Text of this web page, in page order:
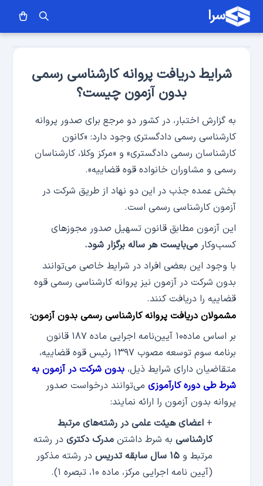
سرا
شرایط دریافت پروانه کارشناسی رسمی
بدون آزمون چیست؟
به گزارش اختبار، در کشور دو مرجع برای صدور پروانه
کارشناسی رسمی دادگستری وجود دارد: «کانون
کارشناسان رسمی دادگستری» و «مرکز وکلا، کارشناسان
رسمی و مشاوران خانواده قوه قضاییه».
بخش عمده جذب در این دو نهاد از طریق شرکت در
آزمون کارشناسی رسمی است.
این آزمون مطابق قانون تسهیل صدور مجوزهای
کسب‌وکارمی‌بایست هر ساله برگزار شود.
با وجود این بعضی افراد در شرایط خاصی می‌توانند
بدون شرکت در آزمون نیز پروانه کارشناسی رسمی قوه
قضاییه را دریافت کنند.
مشمولان دریافت پروانه کارشناسی رسمی بدون آزمون:
بر اساس ماده۱۰ آیین‌نامه اجرایی ماده ۱۸۷ قانون
برنامه سوم توسعه مصوب ۱۳۹۷ رئیس قوه قضاییه،
متقاضیان دارای شرایط ذیل،بدون شرکت در آزمون به
شرط طی دوره کارآموزی می‌توانند درخواست صدور
پروانه بدون آزمون را ارائه نمایند:
+اعضای هیئت علمی در رشته‌های مرتبط
کارشناسی به شرط داشتنمدرک دکتری در رشته
مرتبط و۱۵ سال سابقه تدریس
در رشته مذکور
(آیین نامه اجرایی مرکز، ماده ۱۰، تبصره ۱).